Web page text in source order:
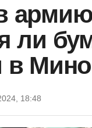
армию
ли
в
18:48